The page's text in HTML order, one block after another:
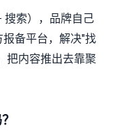
搜索），品牌自己
备平台，解决"找
把内容推出去靠聚